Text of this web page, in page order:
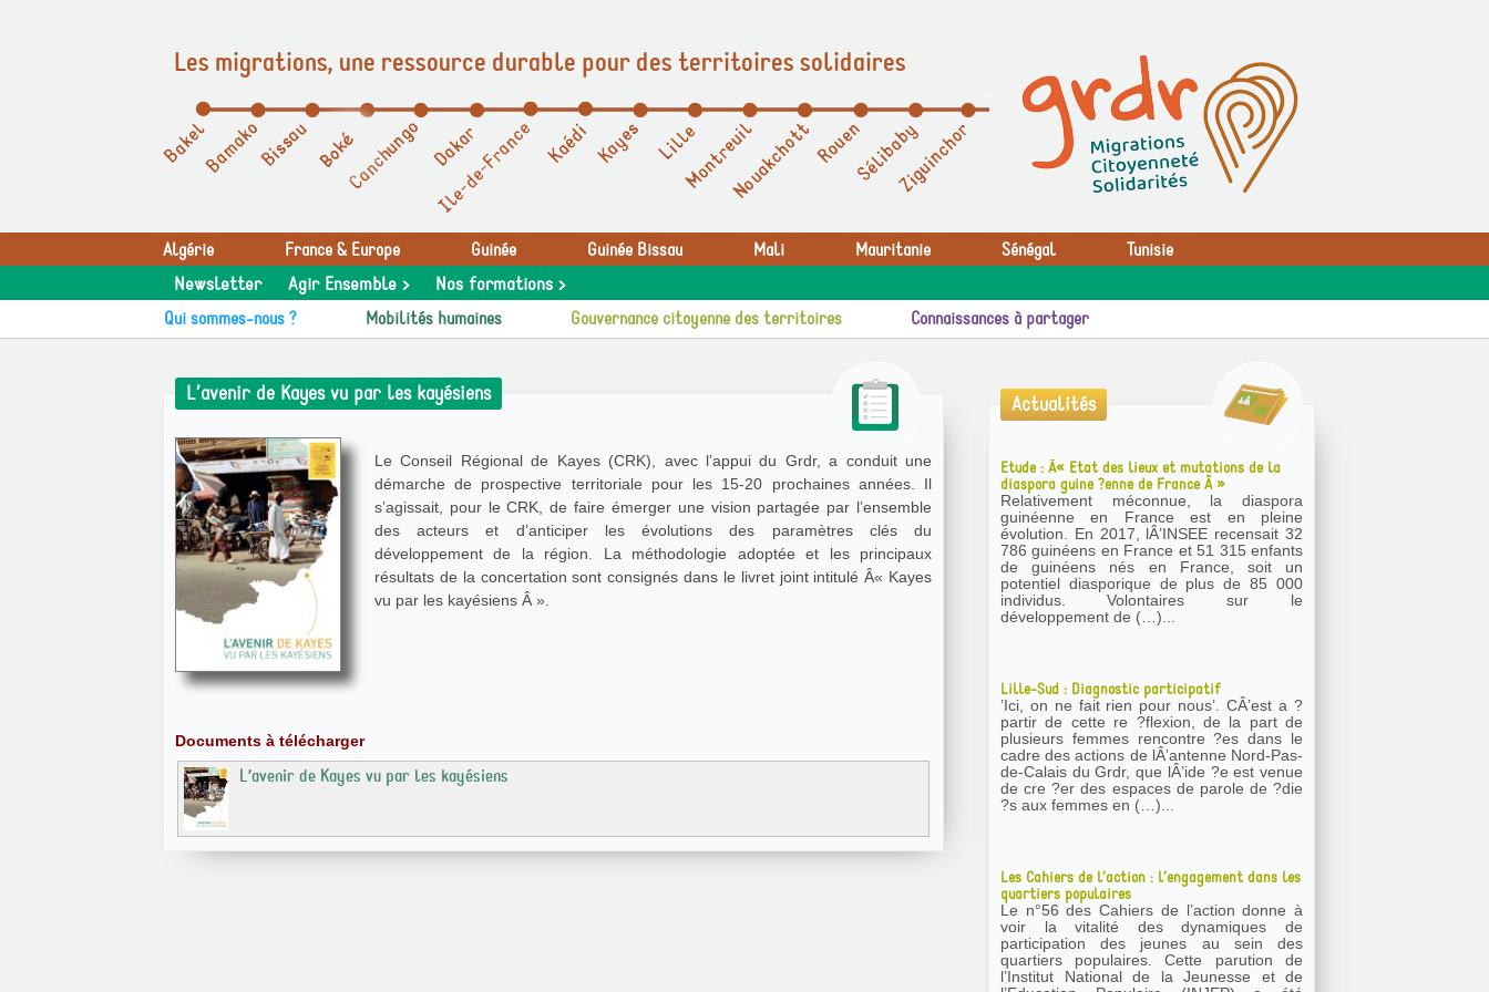
Les migrations, une ressource durable pour des territoires solidaires
Algérie France & Europe Guinée Guinée Bissau Mali Mauritanie Sénégal Tunisie
Newsletter Agir Ensemble > Nos formations >
Qui sommes-nous ? Mobilités humaines Gouvernance citoyenne des territoires Connaissances à partager
L’avenir de Kayes vu par les kayésiens
Le Conseil Régional de Kayes (CRK), avec l’appui du Grdr, a conduit une
démarche de prospective territoriale pour les 15-20 prochaines années. Il
s’agissait, pour le CRK, de faire émerger une vision partagée par l’ensemble
des acteurs et d’anticiper les évolutions des paramètres clés du
développement de la région. La méthodologie adoptée et les principaux
résultats de la concertation sont consignés dans le livret joint intitulé Â« Kayes
vu par les kayésiens Â ».
Documents à télécharger
L’avenir de Kayes vu par les kayésiens
Actualités
Etude : Â« Etat des lieux et mutations de la
diaspora guine ?enne de France Â »
Relativement méconnue, la diaspora
guinéenne en France est en pleine
évolution. En 2017, lÂ’INSEE recensait 32
786 guinéens en France et 51 315 enfants
de guinéens nés en France, soit un
potentiel diasporique de plus de 85 000
individus. Volontaires sur le
développement de (…)...
Lille-Sud : Diagnostic participatif
’Ici, on ne fait rien pour nous’. CÂ’est a ?
partir de cette re ?flexion, de la part de
plusieurs femmes rencontre ?es dans le
cadre des actions de lÂ’antenne Nord-Pas-
de-Calais du Grdr, que lÂ’ide ?e est venue
de cre ?er des espaces de parole de ?die
?s aux femmes en (…)...
Les Cahiers de l’action : l’engagement dans les
quartiers populaires
Le n°56 des Cahiers de l’action donne à
voir la vitalité des dynamiques de
participation des jeunes au sein des
quartiers populaires. Cette parution de
l’Institut National de la Jeunesse et de